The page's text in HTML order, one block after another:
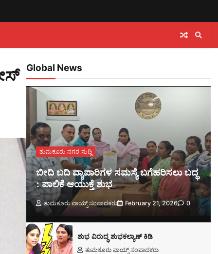
Global News
ತುಮಕೂರು ನಗರ ಸುದ್ದಿ
ಬೀದಿ ಬದಿ ವ್ಯಾಪಾರಿಗಳ ಸಮಸ್ಯೆ ಬಗೆಹರಿಸಲು ಬದ್ಧ
: ಪಾಲಿಕೆ ಆಯುಕ್ತೆ ಶುಭ
ತುಮಕೂರು ವಾಯ್ಸ್ ಸಂಪಾದಕರು February 21, 2026 0
ಶುಭ ವಿರುದ್ಧ ಶುಭಕಲ್ಯಾಣ್ ಕಿಡಿ
ತುಮಕೂರು ವಾಯ್ಸ್ ಸಂಪಾದಕರು